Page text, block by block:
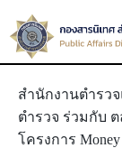
to
content
สำนักงานตำรว
ตำรวจ ร่วมกับ
โครงการ Money